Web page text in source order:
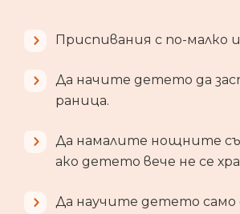
Приспивания с по-малко
Да начите детето да
раница.
Да намалите нощните
ако детето вече не се
Да научите детето само